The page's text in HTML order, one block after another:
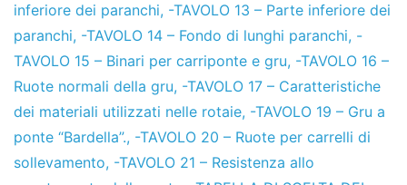
inferiore dei paranchi, -TAVOLO 13 – Parte inferiore dei
paranchi, -TAVOLO 14 – Fondo di lunghi paranchi, -
TAVOLO 15 – Binari per carriponte e gru, -TAVOLO 16 –
Ruote normali della gru, -TAVOLO 17 – Caratteristiche
dei materiali utilizzati nelle rotaie, -TAVOLO 19 – Gru a
ponte “Bardella”., -TAVOLO 20 – Ruote per carrelli di
sollevamento, -TAVOLO 21 – Resistenza allo